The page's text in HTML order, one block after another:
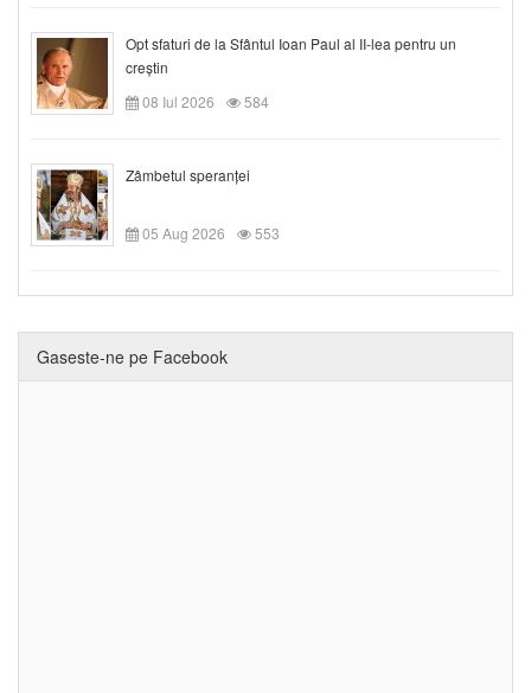
Opt sfaturi de la Sfântul Ioan Paul al II-lea pentru un
creștin
08 Iul 2026
584
Zâmbetul speranței
05 Aug 2026 553
Gaseste-ne pe Facebook